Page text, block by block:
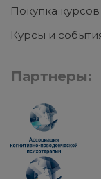
Покупка курсов
Курсы и
Партнеры: